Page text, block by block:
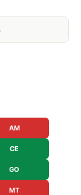
AM
CE
GO
MT